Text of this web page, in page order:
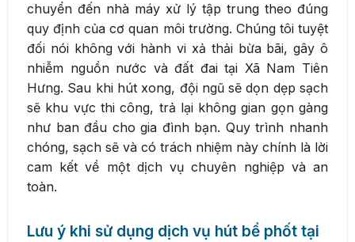
chuyển đến nhà máy xử lý tập trung theo đúng
quy định của cơ quan môi trường. Chúng tôi tuyệt
đối nói không với hành vi xả thải bừa bãi, gây ô
nhiễm nguồn nước và đất đai tại Xã Nam Tiên
Hưng. Sau khi hút xong, đội ngũ sẽ dọn dẹp sạch
sẽ khu vực thi công, trả lại không gian gọn gàng
như ban đầu cho gia đình bạn. Quy trình nhanh
chóng, sạch sẽ và có trách nhiệm này chính là lời
cam kết về một dịch vụ chuyên nghiệp và an
toàn.
Lưu ý khi sử dụng dịch vụ hút bể phốt tại